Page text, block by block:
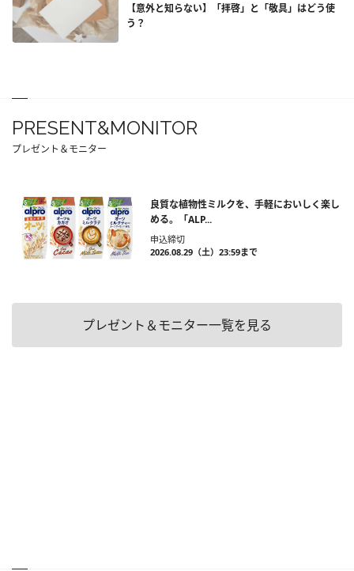
【意外と知らない】「拝啓」と「敬具」はどう使
う？
PRESENT&MONITOR
プレゼント＆モニター
良質な植物性ミルクを、手軽においしく楽し
める。「ALP...
申込締切
2026.08.29（土）23:59まで
プレゼント＆モニター一覧を見る